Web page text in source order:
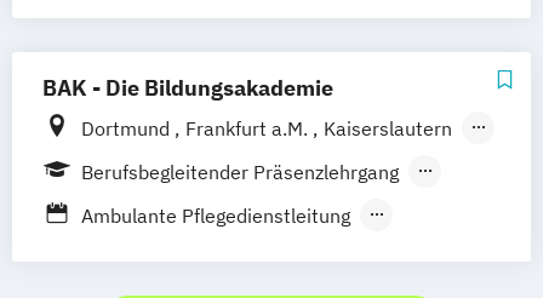
Fachexperte für Palliative Care
Fachkraft für Dokumentation und
Pflegeeinstufung
Fachkraft für Pflege- und Sozialberatung
Fachkraft für außerklinische Intensivpflege
BAK - Die Bildungsakademie
Dortmund Frankfurt a.M.
Kaiserslautern
Karlsruhe
Kassel Koblenz Köln
Berufsbegleitender Präsenzlehrgang
Vollzeit
Ambulante Pflegedienstleitung